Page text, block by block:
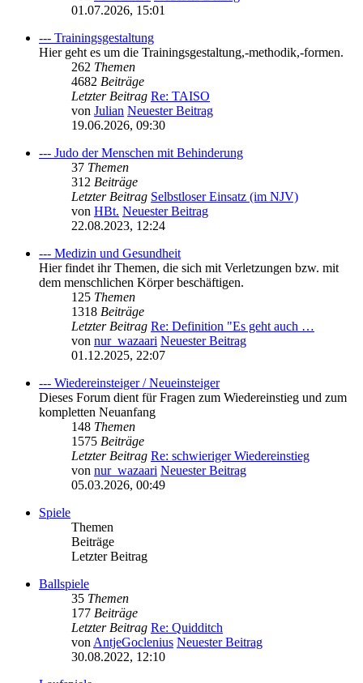
01.07.2026, 15:01
--- Trainingsgestaltung
Hier geht es um die Trainingsgestaltung,-methodik,-formen.
262 Themen
4682 Beiträge
Letzter Beitrag Re: TAISO
von Julian Neuester Beitrag
19.06.2026, 09:30
--- Judo der Menschen mit Behinderung
37 Themen
312 Beiträge
Letzter Beitrag Selbstloser Einsatz (im NJV)
von HBt. Neuester Beitrag
22.08.2023, 12:24
--- Medizin und Gesundheit
Hier findet ihr Themen, die sich mit Verletzungen bzw. mit
dem menschlichen Körper beschäftigen.
125 Themen
1318 Beiträge
Letzter Beitrag Re: Definition "Es geht auch …
von nur_wazaari Neuester Beitrag
01.12.2025, 22:07
--- Wiedereinsteiger / Neueinsteiger
Dieses Forum dient für Fragen zum Wiedereinstieg und zum
kompletten Neuanfang
148 Themen
1575 Beiträge
Letzter Beitrag Re: schwieriger Wiedereinstieg
von nur_wazaari Neuester Beitrag
05.03.2026, 00:49
Spiele
Themen
Beiträge
Letzter Beitrag
Ballspiele
35 Themen
177 Beiträge
Letzter Beitrag Re: Quidditch
von AntjeGoclenius Neuester Beitrag
30.08.2022, 12:10